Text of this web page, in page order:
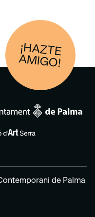
¡HAZTE
AM
IGO!
de Palma